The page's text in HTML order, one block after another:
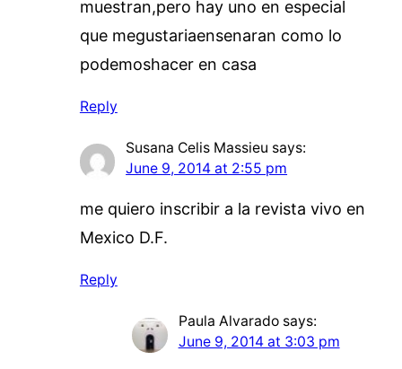
muestran,pero hay uno en especial
que megustariaensenaran como lo
podemoshacer en casa
Reply
Susana Celis Massieu says:
June 9, 2014 at 2:55 pm
me quiero inscribir a la revista vivo en
Mexico D.F.
Reply
Paula Alvarado says:
June 9, 2014 at 3:03 pm